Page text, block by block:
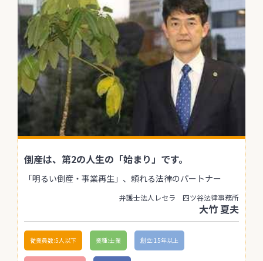
倒産は、第2の人生の「始まり」です。
「明るい倒産・事業再生」、頼れる法律のパートナー
弁護士法人レセラ 四ツ谷法律事務所
大竹 夏夫
従業員数:5人以下 業種:士業 創立:15年以上